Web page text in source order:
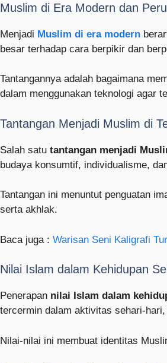
Muslim di Era Modern dan
Menjadi Muslim di era modern
besar terhadap cara berpikir dan
Tantangannya adalah bagaimana
dalam menggunakan teknologi agar
Tantangan Menjadi Muslim di
Salah satu tantangan menjadi
budaya konsumtif, individualisme,
Tantangan ini menuntut penguatan
serta akhlak.
Baca juga : Warisan Seni Kaligrafi
Nilai Islam dalam Kehidupan
Penerapan nilai Islam dalam
tercermin dalam aktivitas sehari-
Nilai-nilai ini membuat identitas